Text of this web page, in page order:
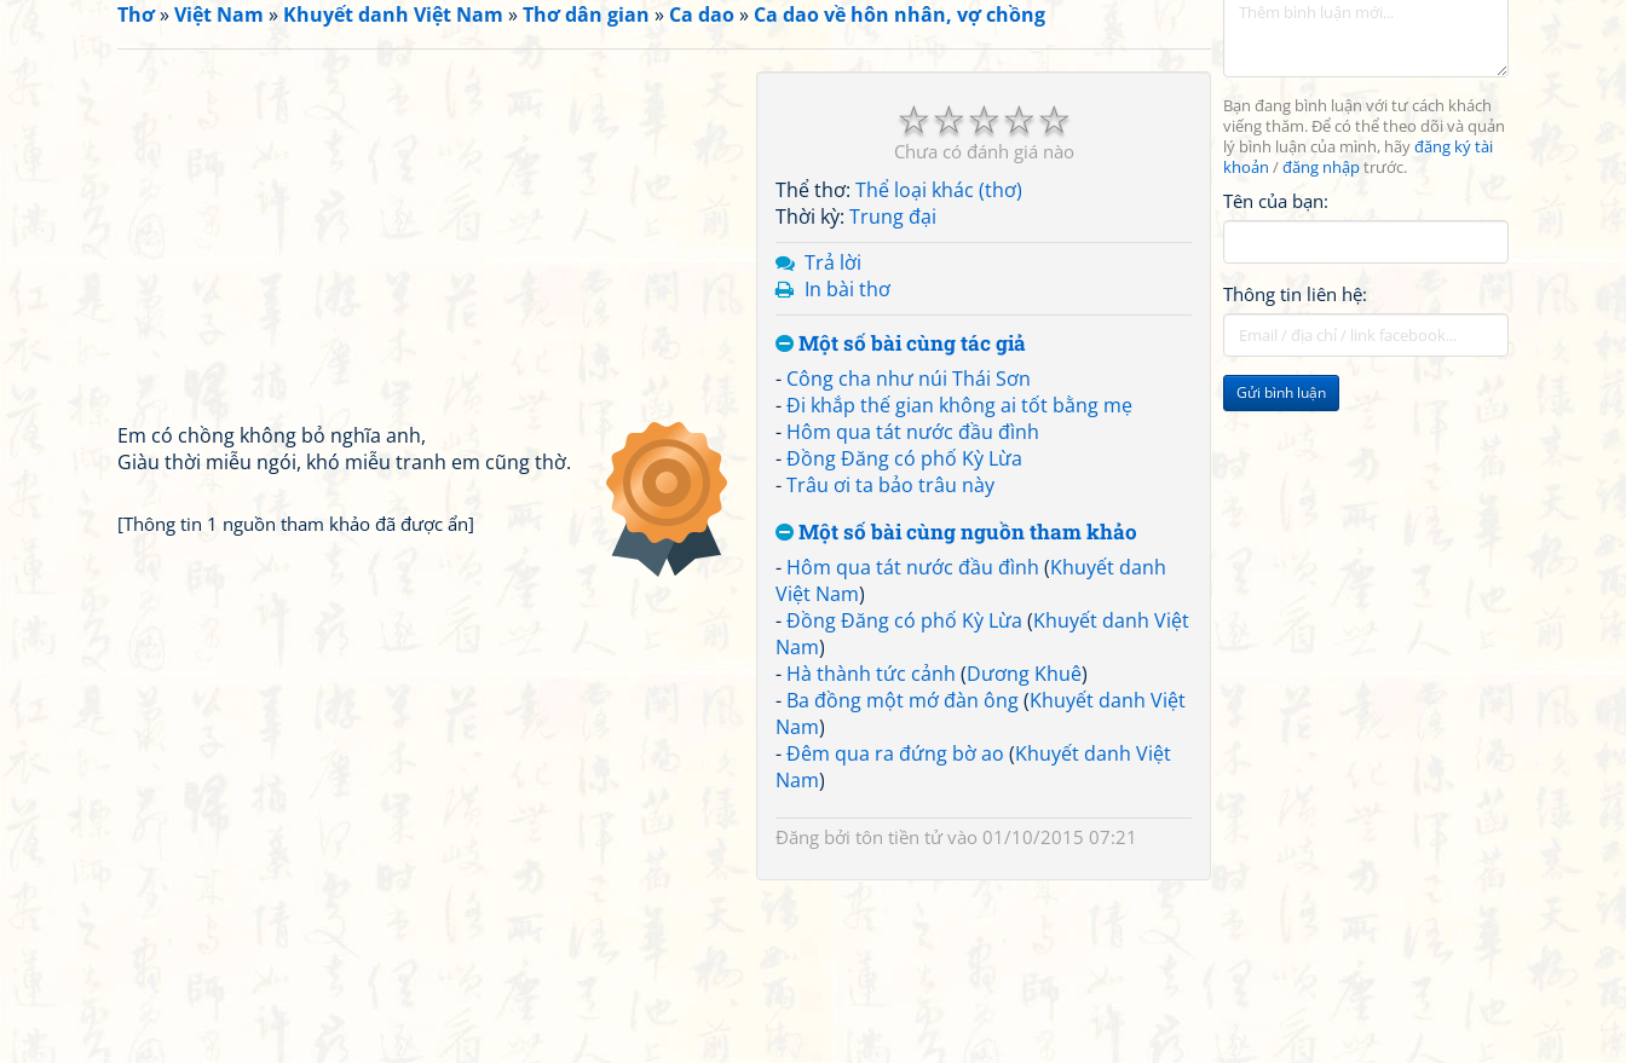
Bạn đang bình luận với tư cách khách
viếng thăm. Để có thể theo dõi và quản
lý bình luận của mình, hãyđăng ký tài
khoản /đăng nhậptrước.
Tên của bạn:
Thông tin liên hệ:
Gửi bình luận
Thơ»Việt Nam » Khuyết danh Việt Nam »Thơ dân gian » Ca dao» Ca dao về hôn nhân, vợ chồng
☆
☆
☆
☆
☆
Chưa có đánh giá nào
Thể thơ: Thể loại khác (thơ)
Thời kỳ: Trung đại
Trả lời
In bài thơ
Một số bài cùng tác giả
- Công cha như núi Thái Sơn
-Đi khắp thế gian không ai tốt bằng mẹ
- Hôm qua tát nước đầu đình
-Đồng Đăng có phố Kỳ Lừa
-Trâu ơi ta bảo trâu này
Một số bài cùng nguồn tham khảo
- Hôm qua tát nước đầu đình (Khuyết danh
Việt Nam)
-Đồng Đăng có phố Kỳ Lừa (Khuyết danh Việt
Nam)
- Hà thành tức cảnh (Dương Khuê)
- Ba đồng một mớ đàn ông(Khuyết danh Việt
Nam)
-Đêm qua ra đứng bờ ao (Khuyết danh Việt
Nam)
Đăng bởi tôn tiền tửvào 01/10/2015 07:21
Em có chồng không bỏ nghĩa anh,
Giàu thời miễu ngói, khó miễu tranh em cũng thờ.
[Thông tin 1 nguồn tham khảo đã được ẩn]